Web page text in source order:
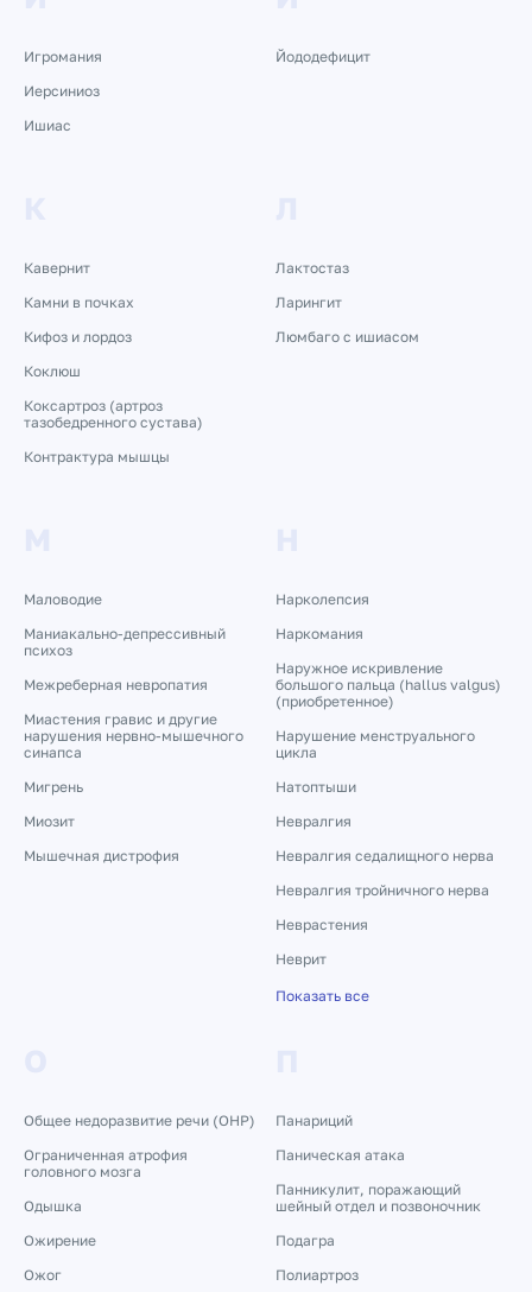
Игромания
Иерсиниоз
Ишиас
Йододефицит
Кавернит
Камни в почках
Кифоз и лордоз
Коклюш
Коксартроз (артроз
тазобедренного сустава)
Контрактура мышцы
Лактостаз
Ларингит
Люмбаго с ишиасом
Маловодие
Маниакально-депрессивный
психоз
Межреберная невропатия
Миастения гравис и другие
нарушения нервно-мышечного
синапса
Мигрень
Миозит
Мышечная дистрофия
Нарколепсия
Наркомания
Наружное искривление
большого пальца (hallus valgus)
(приобретенное)
Нарушение менструального
цикла
Натоптыши
Невралгия
Невралгия седалищного нерва
Невралгия тройничного нерва
Неврастения
Неврит
Показать все
Общее недоразвитие речи (ОНР)
Ограниченная атрофия
головного мозга
Одышка
Ожирение
Ожог
Панариций
Паническая атака
Панникулит, поражающий
шейный отдел и позвоночник
Подагра
Полиартроз